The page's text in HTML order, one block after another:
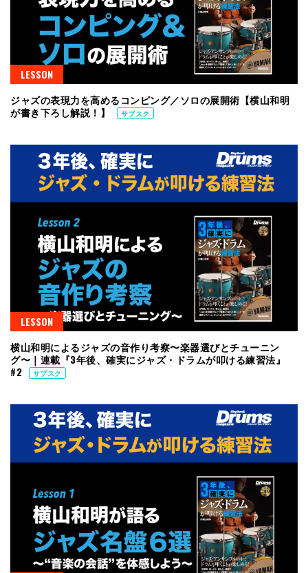
LESSON
ジャズの表現力を高めるコンピング／ソロの展開術【横山和明
が書き下ろし解説！】
サブスク
LESSON
横山和明によるジャズの音作り考察〜楽器選びとチューニン
グ〜｜連載『3年後、確実にジャズ・ドラムが叩ける練習法』
#2
サブスク